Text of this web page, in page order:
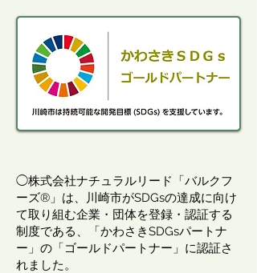
◯株式会社ナチュラルリード「バルクフ
ーズ®」は、川崎市がSDGsの達成に向け
て取り組む企業・団体を登録・認証する
制度である、「かわさきSDGsパートナ
ー」の「ゴールドパートナー」に認証さ
れました。